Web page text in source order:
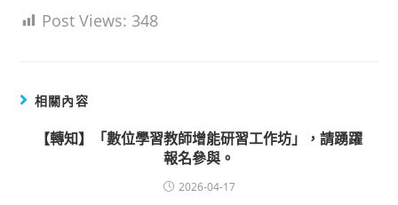
Post Views: 348
相關內容
【轉知】「數位學習教師增能研習工作坊」，請踴躍
報名參與。
2026-04-17